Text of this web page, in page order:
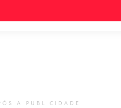
A PUBLICIDADE